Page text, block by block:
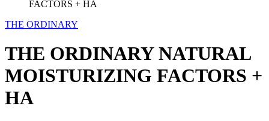
THE ORDINARY
THE ORDINARY NATURAL
MOISTURIZING FACTORS +
HA